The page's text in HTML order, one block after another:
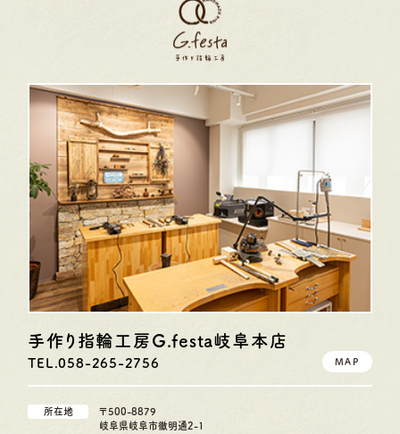
手作り指輪工房G.festa岐阜本店
TEL.058-265-2756 MAP
所在地
〒500-8879
岐阜県岐阜市徹明通2-1